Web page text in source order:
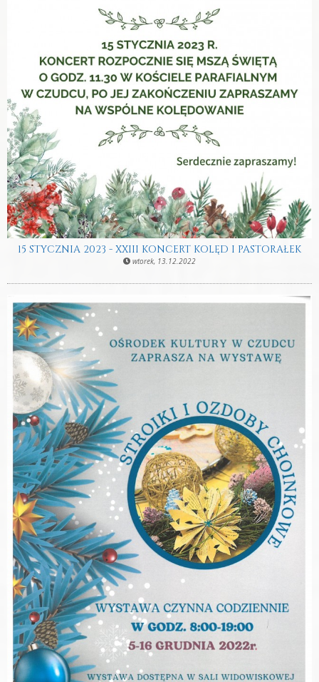
15 STYCZNIA 2023 - XXIII KONCERT KOLĘD I PASTORAŁEK
wtorek, 13.12.2022